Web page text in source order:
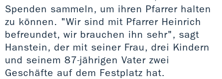
Spenden sammeln, um ihren Pfarrer halten
zu können. "Wir sind mit Pfarrer Heinrich
befreundet, wir brauchen ihn sehr", sagt
Hanstein, der mit seiner Frau, drei Kindern
und seinem 87-jährigen Vater zwei
Geschäfte auf dem Festplatz hat.